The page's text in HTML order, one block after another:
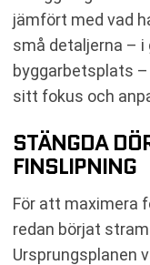
jämfört med vad
små detaljerna –
byggarbetsplats
sitt fokus och
STÄNGDA
FINSLIPNING
För att maximera
redan börjat
Ursprungsplanen